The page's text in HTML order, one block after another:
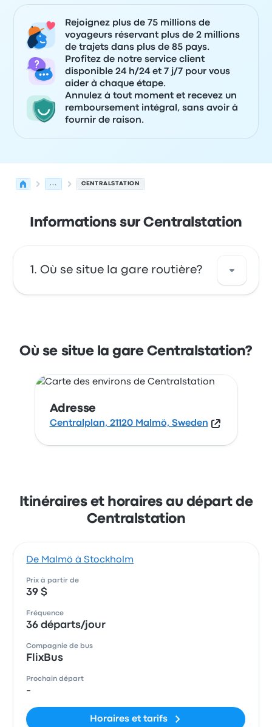
Rejoignez plus de 75 millions de
voyageurs réservant plus de 2 millions
de trajets dans plus de 85 pays.
Profitez de notre service client
disponible 24 h/24 et 7 j/7 pour vous
aider à chaque étape.
Annulez à tout moment et recevez un
remboursement intégral, sans avoir à
fournir de raison.
... CENTRALSTATION
Informations sur Centralstation
Où se situe la gare routière?
situé dans la ville de Malmö sur cette carte.
Où se situe la gare Centralstation?
Adresse
Centralplan, 21120 Malmö, Sweden
Itinéraires et horaires au départ de
Centralstation
De Malmö à Stockholm
Prix à partir de
39 $
Fréquence
36 départs/jour
Compagnie de bus
FlixBus
Prochain départ
-
Horaires et tarifs